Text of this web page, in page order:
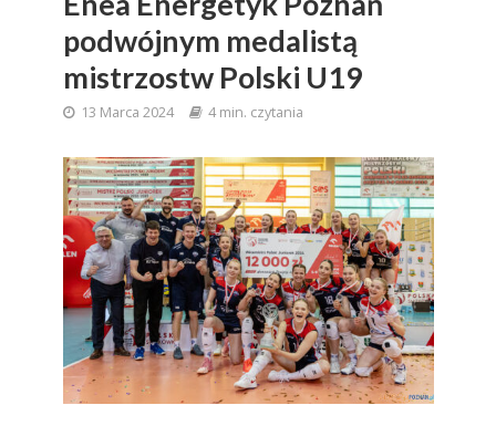
podwójnym medalistą
mistrzostw Polski U19
13 Marca 2024 4 min. czytania